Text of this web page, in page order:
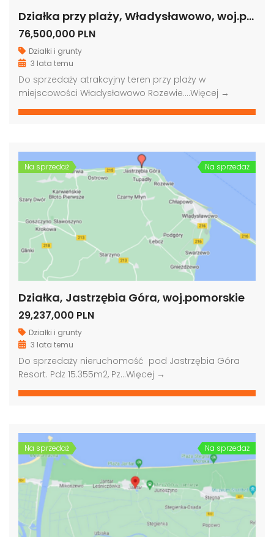
Działka przy plaży, Władysławowo, woj.pomorskie
76,500,000 PLN
Działki i grunty
3 lata temu
Do sprzedaży atrakcyjny teren przy plaży w
miejscowości Władysławowo Rozewie….Więcej →
Na sprzedaż Na sprzedaż
Działka, Jastrzębia Góra, woj.pomorskie
29,237,000 PLN
Działki i grunty
3 lata temu
Do sprzedaży nieruchomość pod Jastrzębia Góra
Resort. Pdz 15.355m2, Pz…Więcej →
Na sprzedaż Na sprzedaż